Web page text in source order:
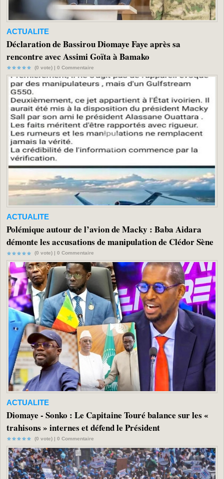
ACTUALITE
Déclaration de Bassirou Diomaye Faye après sa
rencontre avec Assimi Goïta à Bamako
(0 vote) | 0 Commentaire
ACTUALITE
Polémique autour de l’avion de Macky : Baba Aidara
démonte les accusations de manipulation de Clédor Sène
(0 vote) | 0 Commentaire
ACTUALITE
Diomaye - Sonko : Le Capitaine Touré balance sur les «
trahisons » internes et défend le Président
(0 vote) | 0 Commentaire